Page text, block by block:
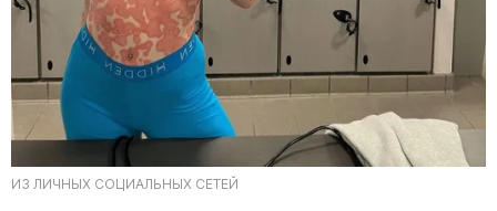
ИЗ ЛИЧНЫХ СОЦИАЛЬНЫХ СЕТЕЙ